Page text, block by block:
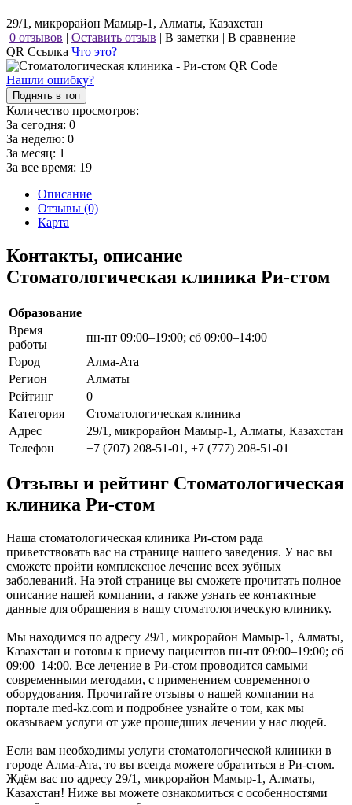
29/1, микрорайон Мамыр-1, Алматы, Казахстан
0 отзывов | Оставить отзыв | В заметки | В сравнение
QR Ссылка Что это?
Нашли ошибку?
Поднять в топ
Количество просмотров:
За сегодня: 0
За неделю: 0
За месяц: 1
За все время: 19
Описание
Отзывы (0)
Карта
Контакты, описание
Стоматологическая клиника Ри-стом
Образование
Время
работы
пн-пт 09:00–19:00; сб 09:00–14:00
Город
Алма-Ата
Регион
Алматы
Рейтинг
0
Категория
Стоматологическая клиника
Адрес
29/1, микрорайон Мамыр-1, Алматы, Казахстан
Телефон
+7 (707) 208-51-01, +7 (777) 208-51-01
Отзывы и рейтинг Стоматологическая
клиника Ри-стом
Наша стоматологическая клиника Ри-стом рада
приветствовать вас на странице нашего заведения. У нас вы
сможете пройти комплексное лечение всех зубных
заболеваний. На этой странице вы сможете прочитать полное
описание нашей компании, а также узнать ее контактные
данные для обращения в нашу стоматологическую клинику.
Мы находимся по адресу 29/1, микрорайон Мамыр-1, Алматы,
Казахстан и готовы к приему пациентов пн-пт 09:00–19:00; сб
09:00–14:00. Все лечение в Ри-стом проводится самыми
современными методами, с применением современного
оборудования. Прочитайте отзывы о нашей компании на
портале med-kz.com и подробнее узнайте о том, как мы
оказываем услуги от уже прошедших лечении у нас людей.
Если вам необходимы услуги стоматологической клиники в
городе Алма-Ата, то вы всегда можете обратиться в Ри-стом.
Ждём вас по адресу 29/1, микрорайон Мамыр-1, Алматы,
Казахстан! Ниже вы можете ознакомиться с особенностями